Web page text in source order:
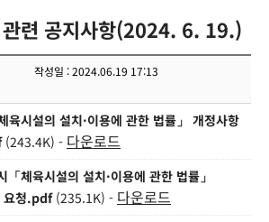
관련 공지사항(2024. 6. 19.)
작성일 : 2024.06.19 17:13
육시설의 설치·이용에 관한 법률」 개정사항
(243.4K) - 다운로드
「체육시설의 설치·이용에 관한 법률」
요청.pdf(235.1K) - 다운로드